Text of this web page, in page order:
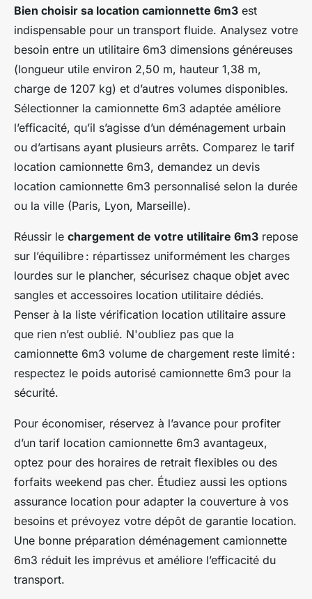
Bien choisir sa location camionnette 6m3 est
indispensable pour un transport fluide. Analysez votre
besoin entre un utilitaire 6m3 dimensions généreuses
(longueur utile environ 2,50 m, hauteur 1,38 m,
charge de 1207 kg) et d’autres volumes disponibles.
Sélectionner la camionnette 6m3 adaptée améliore
l’efficacité, qu’il s’agisse d’un déménagement urbain
ou d’artisans ayant plusieurs arrêts. Comparez le tarif
location camionnette 6m3, demandez un devis
location camionnette 6m3 personnalisé selon la durée
ou la ville (Paris, Lyon, Marseille).
Réussir le chargement de votre utilitaire 6m3 repose
sur l’équilibre : répartissez uniformément les charges
lourdes sur le plancher, sécurisez chaque objet avec
sangles et accessoires location utilitaire dédiés.
Penser à la liste vérification location utilitaire assure
que rien n’est oublié. N'oubliez pas que la
camionnette 6m3 volume de chargement reste limité :
respectez le poids autorisé camionnette 6m3 pour la
sécurité.
Pour économiser, réservez à l’avance pour profiter
d’un tarif location camionnette 6m3 avantageux,
optez pour des horaires de retrait flexibles ou des
forfaits weekend pas cher. Étudiez aussi les options
assurance location pour adapter la couverture à vos
besoins et prévoyez votre dépôt de garantie location.
Une bonne préparation déménagement camionnette
6m3 réduit les imprévus et améliore l’efficacité du
transport.